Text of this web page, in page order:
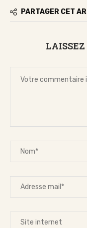
PARTAGER CET